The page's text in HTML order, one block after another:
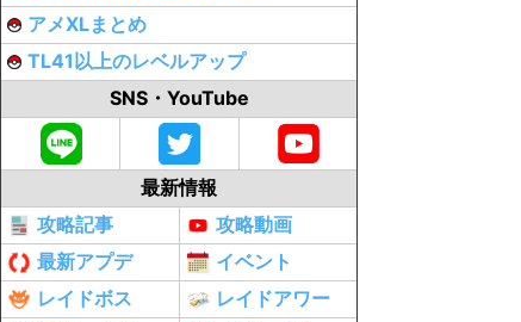
アメXLまとめ
TL41以上のレベルアップ
SNS・YouTube
最新情報
攻略記事
攻略動画
最新アプデ
イベント
レイドボス
レイドアワー